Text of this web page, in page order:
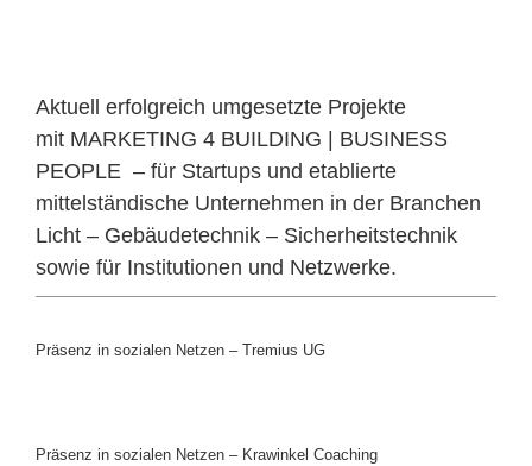
Aktuell erfolgreich umgesetzte Projekte
mit MARKETING 4 BUILDING | BUSINESS
PEOPLE – für Startups und etablierte
mittelständische Unternehmen in der Branchen
Licht – Gebäudetechnik – Sicherheitstechnik
sowie für Institutionen und Netzwerke.
Präsenz in sozialen Netzen – Tremius UG
Präsenz in sozialen Netzen – Krawinkel Coaching